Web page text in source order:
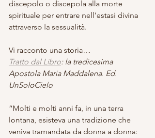
discepolo o discepola alla morte
spirituale per entrare nell’estasi divina
attraverso la sessualità.
Vi racconto una storia…
Tratto dal Libro: la tredicesima
Apostola Maria Maddalena. Ed.
UnSoloCielo
“Molti e molti anni fa, in una terra
lontana, esisteva una tradizione che
veniva tramandata da donna a donna: